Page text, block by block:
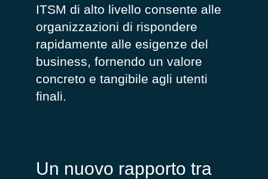
ITSM di alto livello consente alle
organizzazioni di rispondere
rapidamente alle esigenze del
business, fornendo un valore
concreto e tangibile agli utenti
finali.
Un nuovo rapporto tra